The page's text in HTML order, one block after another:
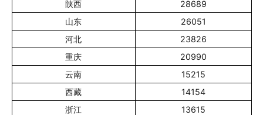
陕西
28689
山东
26051
河北
23826
重庆
20990
云南
15215
西藏
14154
浙江
13615